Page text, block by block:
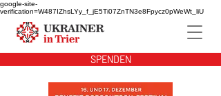
google-site-
verification=W487IZhsLYy_f_jE5Ti07ZnTN3e8Fpycz0pWeWt_liU
SPENDEN